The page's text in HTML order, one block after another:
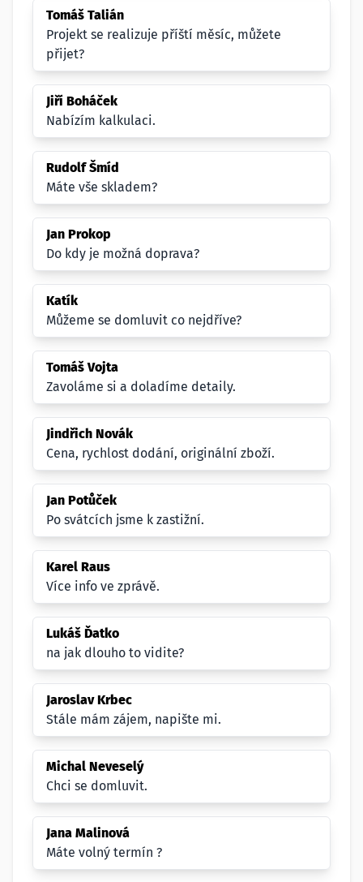
Tomáš Talián
Projekt se realizuje příští měsíc, můžete
přijet?
Jiří Boháček
Nabízím kalkulaci.
Rudolf Šmíd
Máte vše skladem?
Jan Prokop
Do kdy je možná doprava?
Katík
Můžeme se domluvit co nejdříve?
Tomáš Vojta
Zavoláme si a doladíme detaily.
Jindřich Novák
Cena, rychlost dodání, originální zboží.
Jan Potůček
Po svátcích jsme k zastižní.
Karel Raus
Více info ve zprávě.
Lukáš Ďatko
na jak dlouho to vidite?
Jaroslav Krbec
Stále mám zájem, napište mi.
Michal Neveselý
Chci se domluvit.
Jana Malinová
Máte volný termín ?